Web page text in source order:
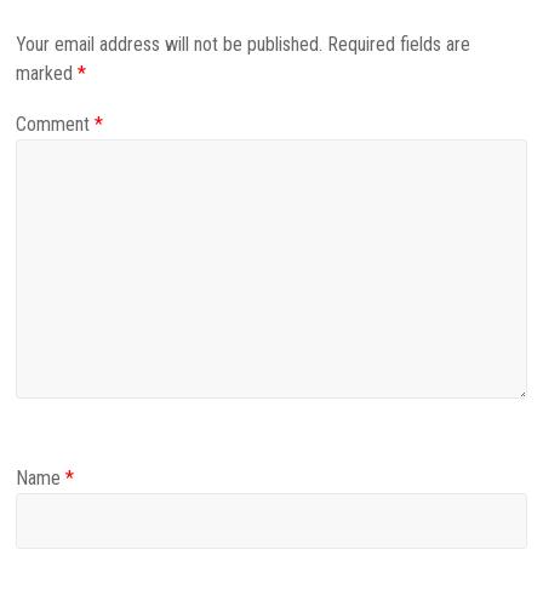
Your email address will not be published. Required fields are
marked*
Comment*
Name*